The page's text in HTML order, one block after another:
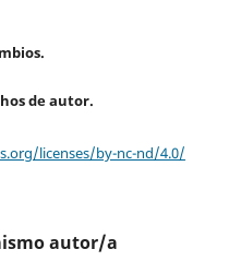
de autor.
licenses/by-nc-nd/4.0/
autor/a